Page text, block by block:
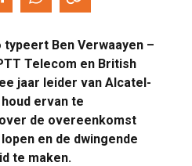
typeert Ben Verwaayen –
Telecom en British
jaar leider van Alcatel-
ervan te
de overeenkomst
en de dwingende
te maken.